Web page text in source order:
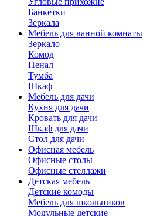
Банкетки
Зеркала
Мебель для ванной комнаты
Зеркало
Комод
Пенал
Тумба
Шкаф
Мебель для дачи
Кухня для дачи
Кровать для дачи
Шкаф для дачи
Стол для дачи
Офисная мебель
Офисные столы
Офисные стеллажи
Детская мебель
Детские комоды
Мебель для школьников
Модульные детские